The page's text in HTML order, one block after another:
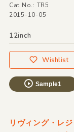
Cat No.: TR5
2015-10-05
12inch
Wishlist
Sample1
リヴィング・レ